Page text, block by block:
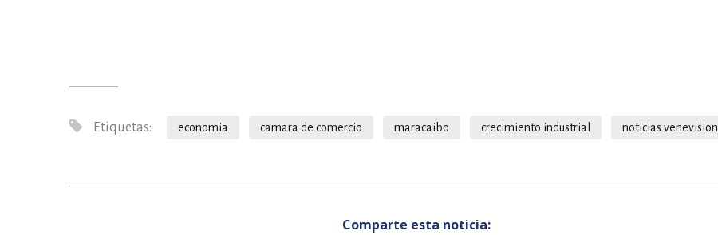
Etiquetas: economia camara de comercio maracaibo crecimiento industrial noticias venevision
Comparte esta noticia: